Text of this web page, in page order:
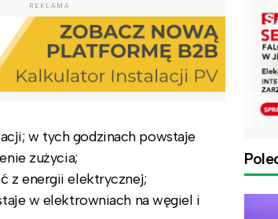
REKLAMA
w tych godzinach powstaje
zużycia;
z energii elektrycznej;
w elektrowniach na węgiel i